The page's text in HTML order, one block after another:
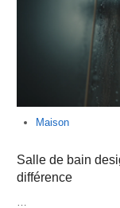
Maison
Salle de bain
différence
…